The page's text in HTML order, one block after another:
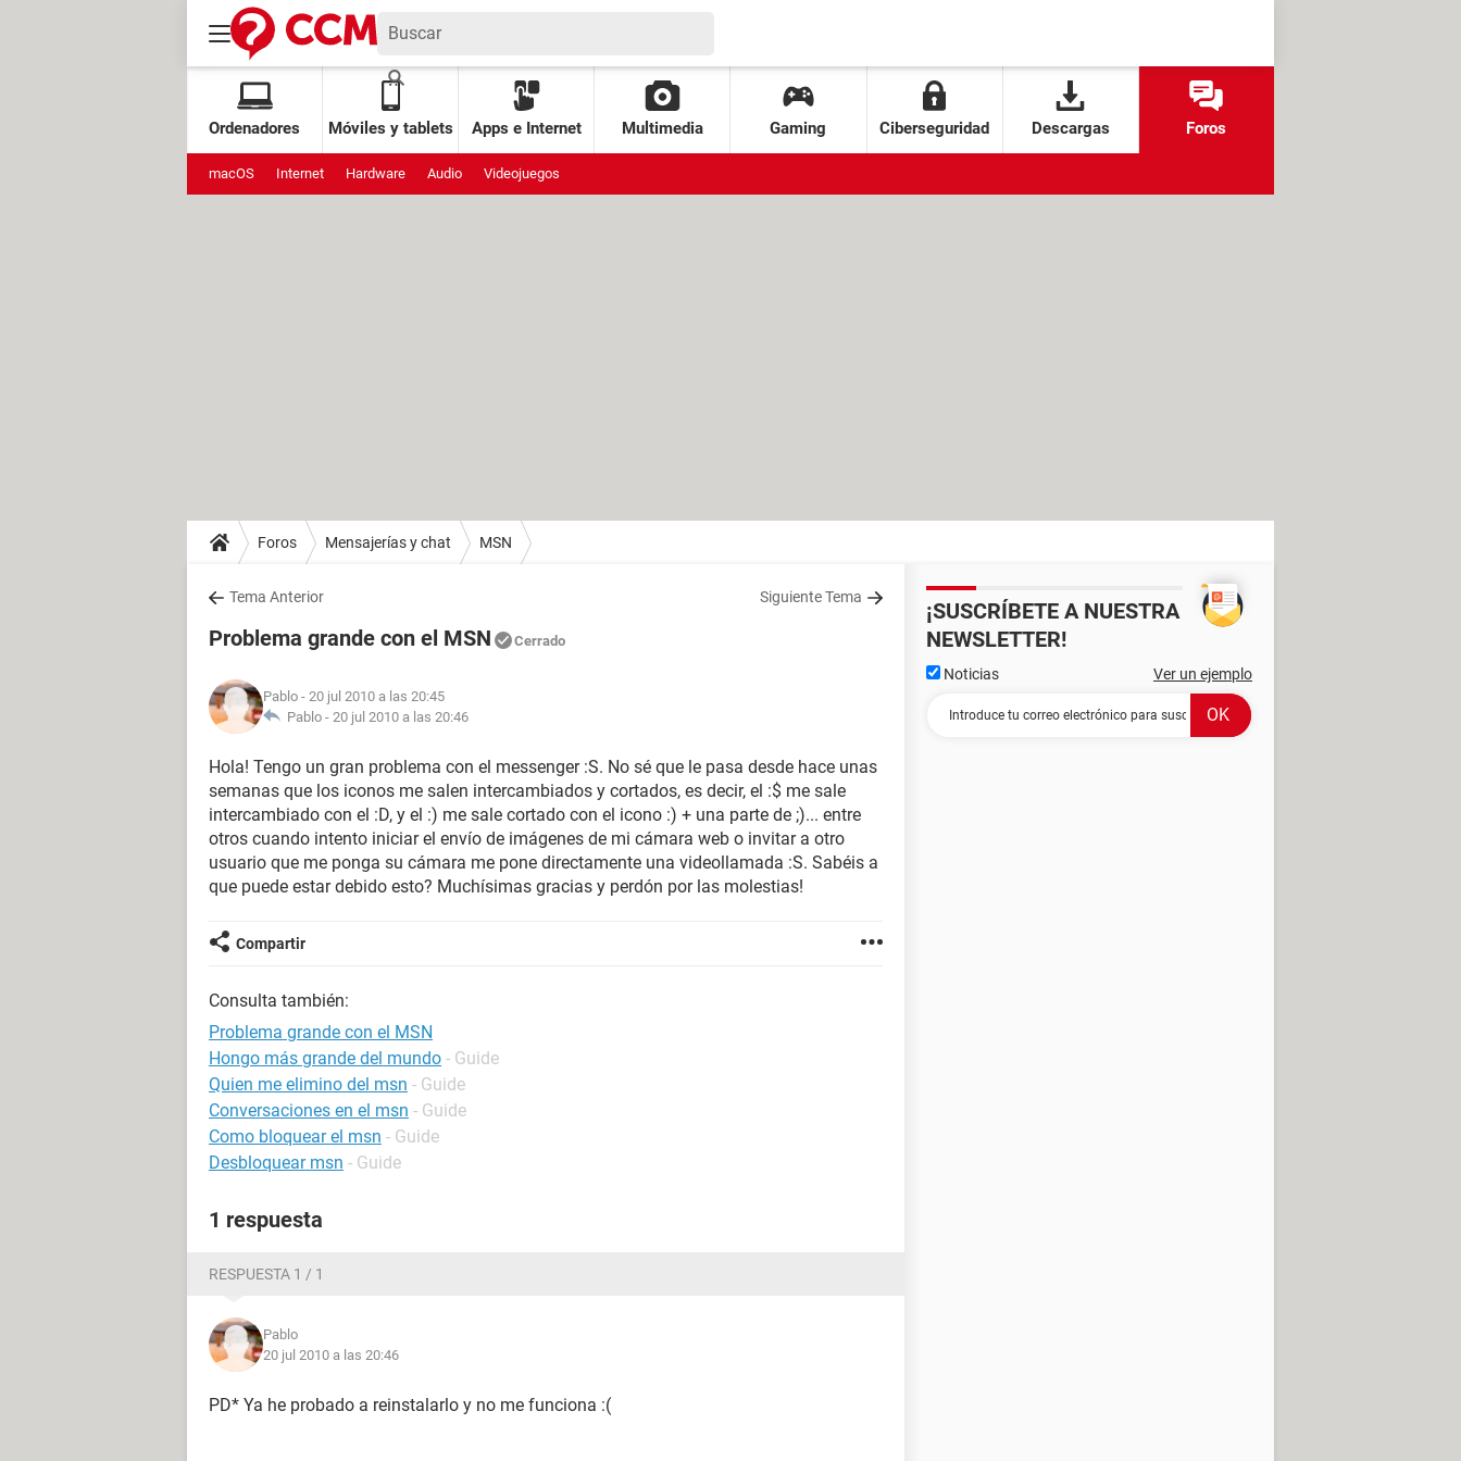
Ordenadores Móviles y tablets Apps e Internet Multimedia Gaming Ciberseguridad Descargas Foros
macOS Internet Hardware Audio Videojuegos
Foros Mensajerías y chat MSN
Tema Anterior Siguiente Tema
Problema grande con el MSN Cerrado
Pablo - 20 jul 2010 a las 20:45
Pablo - 20 jul 2010 a las 20:46
Hola! Tengo un gran problema con el messenger :S. No sé que le pasa desde hace unas
semanas que los iconos me salen intercambiados y cortados, es decir, el :$ me sale
intercambiado con el :D, y el :) me sale cortado con el icono :) + una parte de ;)... entre
otros cuando intento iniciar el envío de imágenes de mi cámara web o invitar a otro
usuario que me ponga su cámara me pone directamente una videollamada :S. Sabéis a
que puede estar debido esto? Muchísimas gracias y perdón por las molestias!
Compartir
Consulta también:
Problema grande con el MSN
Hongo más grande del mundo - Guide
Quien me elimino del msn - Guide
Conversaciones en el msn - Guide
Como bloquear el msn - Guide
Desbloquear msn - Guide
1 respuesta
RESPUESTA 1 / 1
Pablo
20 jul 2010 a las 20:46
PD* Ya he probado a reinstalarlo y no me funciona :(
¡SUSCRÍBETE A NUESTRA
NEWSLETTER!
Noticias Ver un ejemplo